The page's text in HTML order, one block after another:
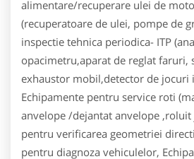
alimentare/recuperare ulei de
(recuperatoare de ulei, pompe de
inspectie tehnica periodica- ITP
opacimetru,aparat de reglat faruri,
exhaustor mobil,detector de jocuri
Echipamente pentru service roti
anvelope /dejantat anvelope ,roluit
pentru verificarea geometriei
pentru diagnoza vehiculelor,